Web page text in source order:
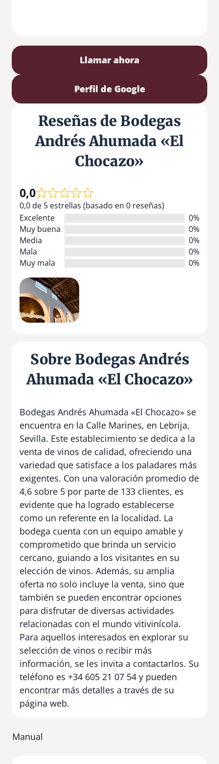
Llamar ahora
Perfil de Google
Reseñas de Bodegas
Andrés Ahumada «El
Chocazo»
0,0
0,0 de 5 estrellas (basado en 0 reseñas)
Excelente
0%
Muy buena
0%
Media
0%
Mala
0%
Muy mala
0%
Sobre Bodegas Andrés
Ahumada «El Chocazo»
Bodegas Andrés Ahumada «El Chocazo» se
encuentra en la Calle Marines, en Lebrija,
Sevilla. Este establecimiento se dedica a la
venta de vinos de calidad, ofreciendo una
variedad que satisface a los paladares más
exigentes. Con una valoración promedio de
4,6 sobre 5 por parte de 133 clientes, es
evidente que ha logrado establecerse
como un referente en la localidad. La
bodega cuenta con un equipo amable y
comprometido que brinda un servicio
cercano, guiando a los visitantes en su
elección de vinos. Además, su amplia
oferta no solo incluye la venta, sino que
también se pueden encontrar opciones
para disfrutar de diversas actividades
relacionadas con el mundo vitivinícola.
Para aquellos interesados en explorar su
selección de vinos o recibir más
información, se les invita a contactarlos. Su
teléfono es +34 605 21 07 54 y pueden
encontrar más detalles a través de su
página web.
Manual